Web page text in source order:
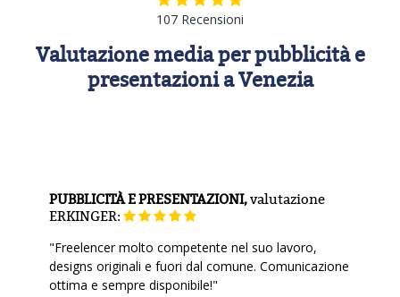
107 Recensioni
Valutazione media per pubblicità e
presentazioni a Venezia
PUBBLICITÀ E PRESENTAZIONI,valutazione
ERKINGER:
"Freelencer molto competente nel suo lavoro,
designs originali e fuori dal comune. Comunicazione
ottima e sempre disponibile!"